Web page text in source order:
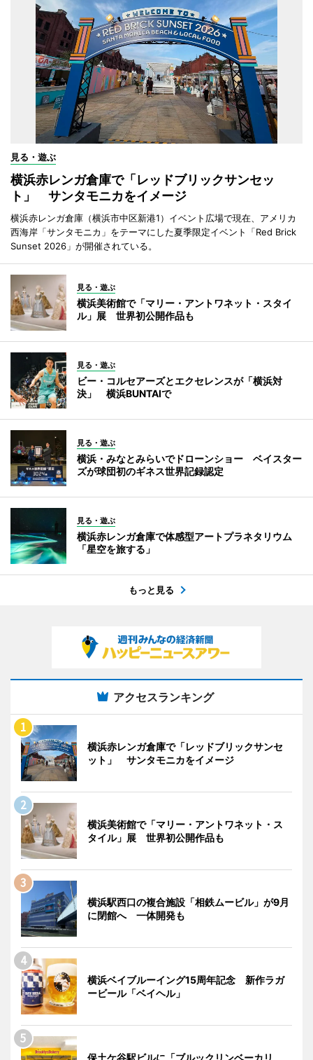
見る・遊ぶ
横浜赤レンガ倉庫で「レッドブリックサンセッ
ト」 サンタモニカをイメージ
横浜赤レンガ倉庫（横浜市中区新港1）イベント広場で現在、アメリカ
西海岸「サンタモニカ」をテーマにした夏季限定イベント「Red Brick
Sunset 2026」が開催されている。
見る・遊ぶ
横浜美術館で「マリー・アントワネット・スタイ
ル」展 世界初公開作品も
見る・遊ぶ
ビー・コルセアーズとエクセレンスが「横浜対
決」 横浜BUNTAIで
見る・遊ぶ
横浜・みなとみらいでドローンショー ベイスター
ズが球団初のギネス世界記録認定
見る・遊ぶ
横浜赤レンガ倉庫で体感型アートプラネタリウム
「星空を旅する」
もっと見る
アクセスランキング
横浜赤レンガ倉庫で「レッドブリックサンセ
ット」 サンタモニカをイメージ
横浜美術館で「マリー・アントワネット・ス
タイル」展 世界初公開作品も
横浜駅西口の複合施設「相鉄ムービル」が9月
に閉館へ 一体開発も
横浜ベイブルーイング15周年記念 新作ラガ
ービール「ベイヘル」